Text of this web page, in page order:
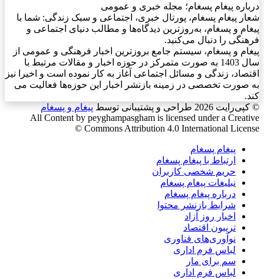
درباره پیغام پسغام؛ مجله خبری و عمومی
شعار پیغام پسغام، پورتال خبری، اجتماعی و سبک زندگی: شما با
پیغام و پسغام، به‌روزترین دیدگاه‌ها و مطالب دنیای اجتماعی و
فرهنگی را دنبال می‌کنید.
پیغام و پسغام، سیستم جامع بروزترین اخبار فرهنگی و عمومی از
سال 1403 به صورت متمرکز در حوزه اخبار و مقالات مرتبط با
اقتصاد، زندگی و مسائل اجتماعی آغاز به کار نموده است و اخیرا نیز
به صورت تخصصی در زمینه بازنشر اخبار این حوزه‌ها فعالیت می
کند.
© کپی‌رایت 2026
طراحی و پشتیبانی توسط پیغام و پسغام
All Content by peyghampasgham is licensed under a Creative
Commons Attribution 4.0 International License ©️
پیغام پسغام
ارتباط با پیغام پسغام
حریم شخصی کاربران
نبلیغات پیغام پسغام
درباره پیغام پسغام
شرایط بازنشر محتوا
اخبار روز آزاد
تریبون اقتصاد
نوآوری‌های فناوری
لباس فرم اداری
سم برای مار
لباس فرم اداری